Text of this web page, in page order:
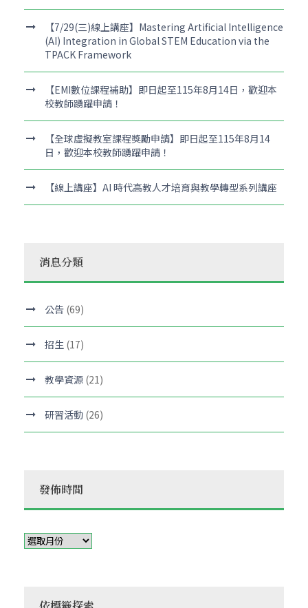
【7/29(三)線上講座】Mastering Artificial Intelligence
(AI) Integration in Global STEM Education via the
TPACK Framework
【EMI數位課程補助】即日起至115年8月14日，歡迎本
校教師踴躍申請！
【全球虛擬教室課程獎勵申請】即日起至115年8月14
日，歡迎本校教師踴躍申請！
【線上講座】AI 時代高教人才培育與教學轉型系列講座
消息分類
公告 (69)
招生 (17)
教學資源 (21)
研習活動 (26)
發佈時間